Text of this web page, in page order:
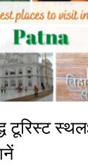
टूरिस्ट